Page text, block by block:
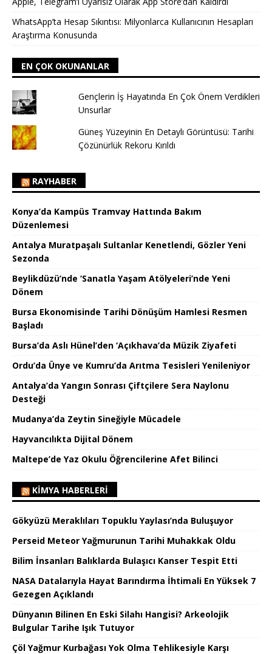
WhatsApp’ta Hesap Sıkıntısı: Milyonlarca Kullanıcının Hesapları
Araştırma Konusunda
EN ÇOK OKUNANLAR
Gençlerin İş Hayatında En Çok Önem Verdikleri
Unsurlar
Güneş Yüzeyinin En Detaylı Görüntüsü: Tarihi
Çözünürlük Rekoru Kırıldı
RAYHABER
Konya’da Kampüs Tramvay Hattında Bakım
Düzenlemesi
Antalya Muratpaşalı Sultanlar Kenetlendi, Gözler Yeni
Sezonda
Beylikdüzü’nde ‘Sanatla Yaşam Atölyeleri’nde Yeni
Dönem
Bursa Ekonomisinde Tarihi Dönüşüm Hamlesi Resmen
Başladı
Bursa’da Aslı Hünel’den ‘Açıkhava’da Müzik Ziyafeti
Ordu’da Ünye ve Kumru’da Arıtma Tesisleri Yenileniyor
Antalya’da Yangın Sonrası Çiftçilere Sera Naylonu
Desteği
Mudanya’da Zeytin Sineğiyle Mücadele
Hayvancılıkta Dijital Dönem
Maltepe’de Yaz Okulu Öğrencilerine Afet Bilinci
KIMYA HABERLERI
Gökyüzü Meraklıları Topuklu Yaylası’nda Buluşuyor
Perseid Meteor Yağmurunun Tarihi Muhakkak Oldu
Bilim İnsanları Balıklarda Bulaşıcı Kanser Tespit Etti
NASA Datalarıyla Hayat Barındırma İhtimali En Yüksek 7
Gezegen Açıklandı
Dünyanın Bilinen En Eski Silahı Hangisi? Arkeolojik
Bulgular Tarihe Işık Tutuyor
Çöl Yağmur Kurbağası Yok Olma Tehlikesiyle Karşı